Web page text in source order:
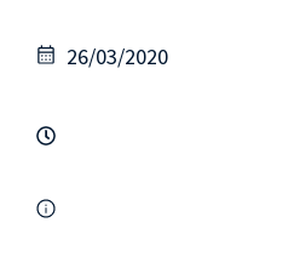
26/03/2020